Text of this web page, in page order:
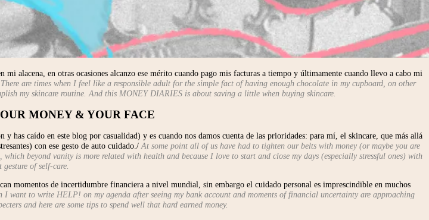
alacena, en otras ocasiones alcanzo ese mérito cuando pago mis facturas a tiempo y últimamente cuando llevo a cabo mi
There are times when I feel like a responsible adult for the simple fact of having enough chocolate in my cupboard, on other
my skincare routine. And this MONEY DIARIES is about saving a little when buying skincare.
MONEY & YOUR FACE
has caído en este blog por casualidad) y es cuando nos damos cuenta de las prioridades: para mí, el skincare, que más allá
con ese gesto de auto cuidado./ At some point all of us have had to tighten our belts with money (or maybe you are
beyond vanity is more related with health and because I love to start and close my days (especially stressful ones) with
gesture of self-care.
momentos de incertidumbre financiera a nivel mundial, sin embargo el cuidado personal es imprescindible en muchos
I want to write HELP! on my agenda after seeing my bank account and moments of financial uncertainty are approaching
and here are some tips to spend well that hard earned money.